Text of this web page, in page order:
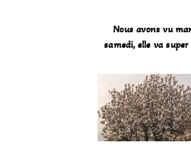
Nous avons vu
samedi, elle va super